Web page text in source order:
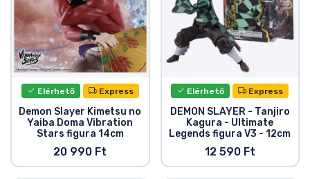
Elérhető Express
Demon Slayer Kimetsu no
Yaiba Doma Vibration
Stars figura 14cm
20 990 Ft
Elérhető Express
DEMON SLAYER - Tanjiro
Kagura - Ultimate
Legends figura V3 - 12cm
12 590 Ft